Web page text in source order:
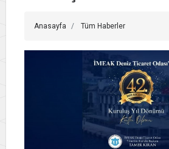
Anasayfa Tüm Haberler